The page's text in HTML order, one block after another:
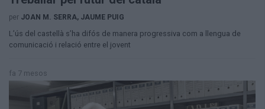
per JOAN M. SERRA, JAUME PUIG
L’ús del castellà s’ha difós de manera progressiva com a llengua de
comunicació i relació entre el jovent
fa 7 mesos